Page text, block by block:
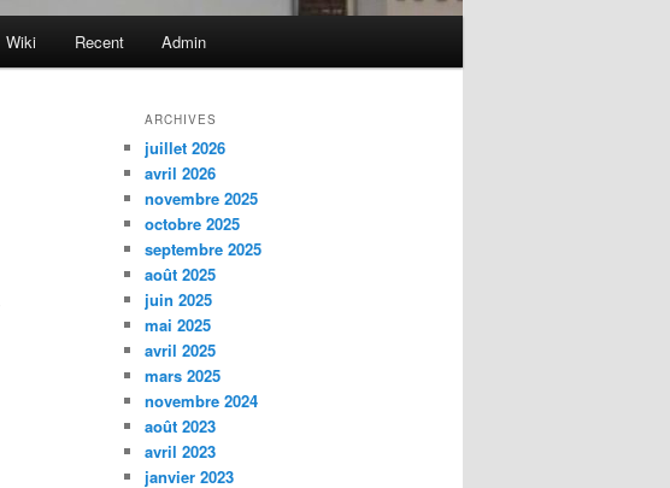
Wiki Recent Admin
ARCHIVES
juillet 2026
avril 2026
novembre 2025
octobre 2025
septembre 2025
août 2025
juin 2025
mai 2025
avril 2025
mars 2025
novembre 2024
août 2023
avril 2023
janvier 2023